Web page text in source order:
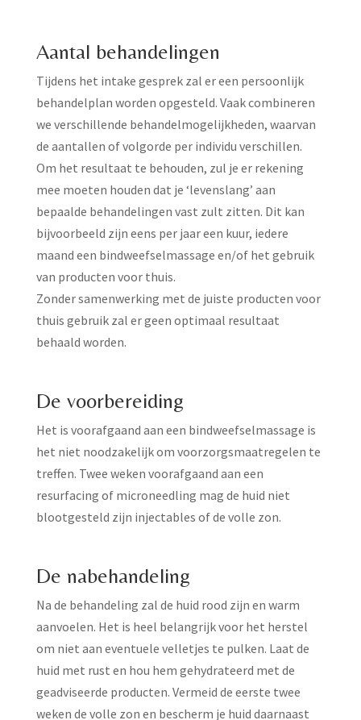
Aantal behandelingen
Tijdens het intake gesprek zal er een persoonlijk
behandelplan worden opgesteld. Vaak combineren
we verschillende behandelmogelijkheden, waarvan
de aantallen of volgorde per individu verschillen.
Om het resultaat te behouden, zul je er rekening
mee moeten houden dat je ‘levenslang’ aan
bepaalde behandelingen vast zult zitten. Dit kan
bijvoorbeeld zijn eens per jaar een kuur, iedere
maand een bindweefselmassage en/of het gebruik
van producten voor thuis.
Zonder samenwerking met de juiste producten voor
thuis gebruik zal er geen optimaal resultaat
behaald worden.
De voorbereiding
Het is voorafgaand aan een bindweefselmassage is
het niet noodzakelijk om voorzorgsmaatregelen te
treffen. Twee weken voorafgaand aan een
resurfacing of microneedling mag de huid niet
blootgesteld zijn injectables of de volle zon.
De nabehandeling
Na de behandeling zal de huid rood zijn en warm
aanvoelen. Het is heel belangrijk voor het herstel
om niet aan eventuele velletjes te pulken. Laat de
huid met rust en hou hem gehydrateerd met de
geadviseerde producten. Vermeid de eerste twee
weken de volle zon en bescherm je huid daarnaast